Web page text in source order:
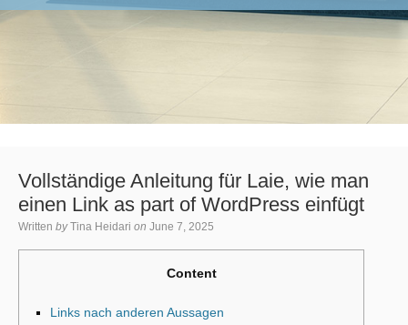
Vollständige Anleitung für Laie, wie man
einen Link as part of WordPress einfügt
Written by Tina Heidari on June 7, 2025
Content
Links nach anderen Aussagen